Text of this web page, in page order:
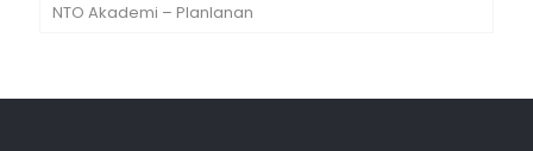
NTO Akademi – Planlanan